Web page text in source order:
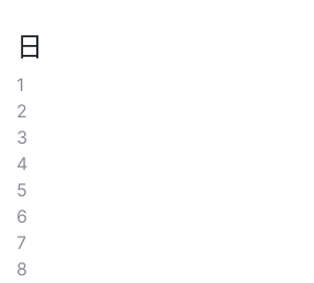
日
1
2
3
4
5
6
7
8